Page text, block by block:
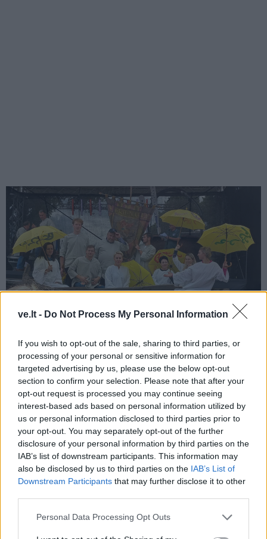
ve.lt - Do Not Process My Personal Information
If you wish to opt-out of the sale, sharing to third parties, or
processing of your personal or sensitive information for
targeted advertising by us, please use the below opt-out
section to confirm your selection. Please note that after your
opt-out request is processed you may continue seeing
interest-based ads based on personal information utilized by
us or personal information disclosed to third parties prior to
your opt-out. You may separately opt-out of the further
disclosure of your personal information by third parties on the
IAB’s list of downstream participants. This information may
also be disclosed by us to third parties on the IAB’s List of
Downstream Participants that may further disclose it to other
Personal Data Processing Opt Outs
„Šis renginys greičiausiai visada vyks Rusnėje, nes
Rusnė yra žvejų rojus, unikali sala, kurioje yra
įsikūrusios visos garsiosios pamario krašto rūkyklos.
Ne veltui sakoma, kad Rusnė yra vieta, kur žmonės ir
vanduo kuria bendrą gyvenimą“, - tikino pašnekovas.